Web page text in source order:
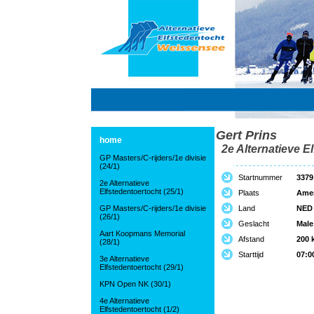
home
GP Masters/C-rijders/1e divisie
(24/1)
2e Alternatieve
Elfstedentoertocht (25/1)
GP Masters/C-rijders/1e divisie
(26/1)
Aart Koopmans Memorial
(28/1)
3e Alternatieve
Elfstedentoertocht (29/1)
KPN Open NK (30/1)
4e Alternatieve
Elfstedentoertocht (1/2)
Gert Prins
2e Alternatieve
Startnummer
3379
Plaats
Land
NED
Geslacht
Male
Afstand
200
Starttijd